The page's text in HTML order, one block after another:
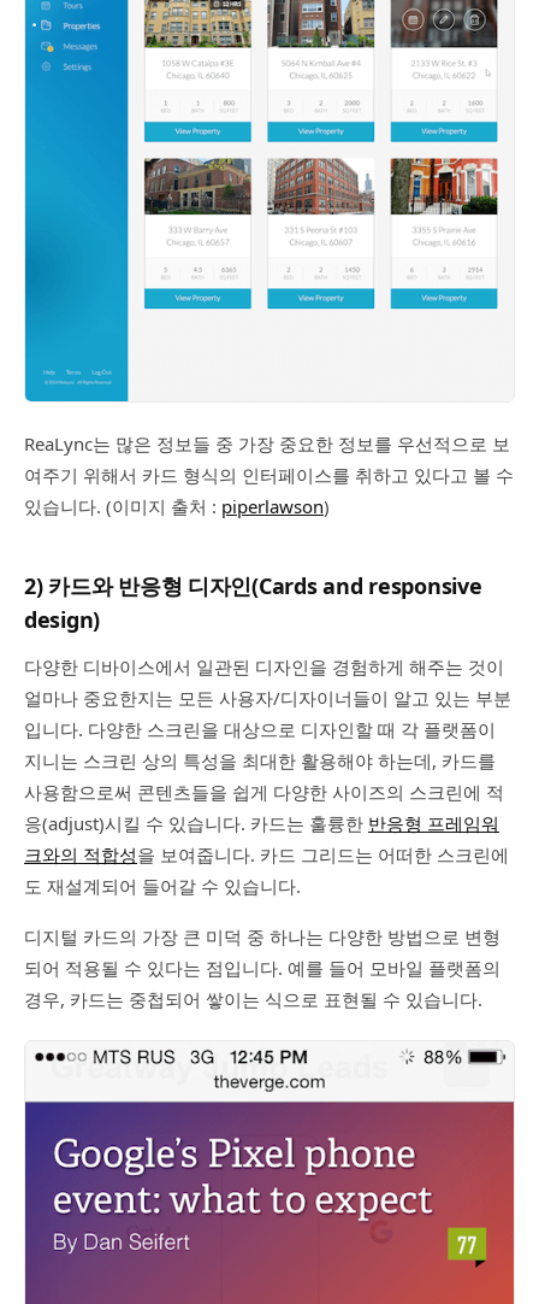
ReaLync는 많은 정보들 중 가장 중요한 정보를 우선적으로 보
여주기 위해서 카드 형식의 인터페이스를 취하고 있다고 볼 수
있습니다. (이미지 출처 : piperlawson)
2) 카드와 반응형 디자인(Cards and responsive
design)
다양한 디바이스에서 일관된 디자인을 경험하게 해주는 것이
얼마나 중요한지는 모든 사용자/디자이너들이 알고 있는 부분
입니다. 다양한 스크린을 대상으로 디자인할 때 각 플랫폼이
지니는 스크린 상의 특성을 최대한 활용해야 하는데, 카드를
사용함으로써 콘텐츠들을 쉽게 다양한 사이즈의 스크린에 적
응(adjust)시킬 수 있습니다. 카드는 훌륭한 반응형 프레임워
크와의 적합성을 보여줍니다. 카드 그리드는 어떠한 스크린에
도 재설계되어 들어갈 수 있습니다.
디지털 카드의 가장 큰 미덕 중 하나는 다양한 방법으로 변형
되어 적용될 수 있다는 점입니다. 예를 들어 모바일 플랫폼의
경우, 카드는 중첩되어 쌓이는 식으로 표현될 수 있습니다.